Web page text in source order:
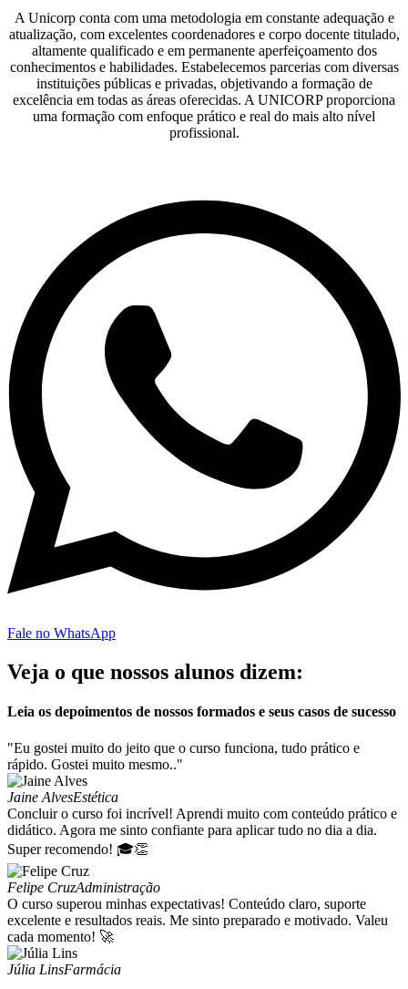
A Unicorp conta com uma metodologia em constante adequação e
atualização, com excelentes coordenadores e corpo docente titulado,
altamente qualificado e em permanente aperfeiçoamento dos
conhecimentos e habilidades. Estabelecemos parcerias com diversas
instituições públicas e privadas, objetivando a formação de
excelência em todas as áreas oferecidas. A UNICORP proporciona
uma formação com enfoque prático e real do mais alto nível
profissional.
Fale no WhatsApp
Veja o que nossos alunos dizem:
Leia os depoimentos de nossos formados e seus casos de sucesso
"Eu gostei muito do jeito que o curso funciona, tudo prático e
rápido. Gostei muito mesmo.."
Jaine AlvesEstética
Concluir o curso foi incrível! Aprendi muito com conteúdo prático e
didático. Agora me sinto confiante para aplicar tudo no dia a dia.
Super recomendo! 🎓👏
Felipe CruzAdministração
O curso superou minhas expectativas! Conteúdo claro, suporte
excelente e resultados reais. Me sinto preparado e motivado. Valeu
cada momento! 🚀
Júlia LinsFarmácia